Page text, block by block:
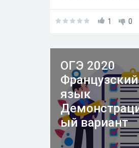
вариантов КИМ в 2017 г.
дать возможность
общественности
представление о
экзаменационной
числе и форме
также об их уровне
1 0
ОГЭ 2020
Французский
язык
ый вариант